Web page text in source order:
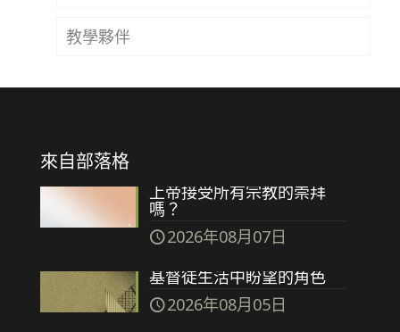
教學夥伴
來自部落格
上帝接受所有宗教的崇拜
嗎？
2026年08月07日
基督徒生活中盼望的角色
2026年08月05日